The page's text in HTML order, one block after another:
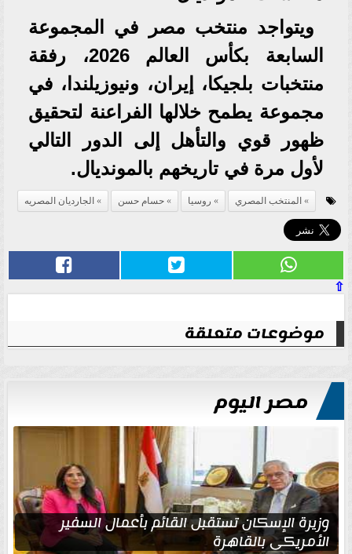
ويتواجد منتخب مصر في المجموعة
السابعة بكأس العالم 2026، رفقة
منتخبات بلجيكا، إيران، ونيوزيلندا، في
مجموعة يطمح خلالها الفراعنة لتحقيق
ظهور قوي والتأهل إلى الدور التالي
لأول مرة في تاريخهم بالمونديال.
المنتخب المصري روسيا حسام حسن الجارديان المصريه
⇧
موضوعات متعلقة
مصر اليوم
وزيرة الإسكان تستقبل القائم بأعمال السفير
الأمريكي بالقاهرة